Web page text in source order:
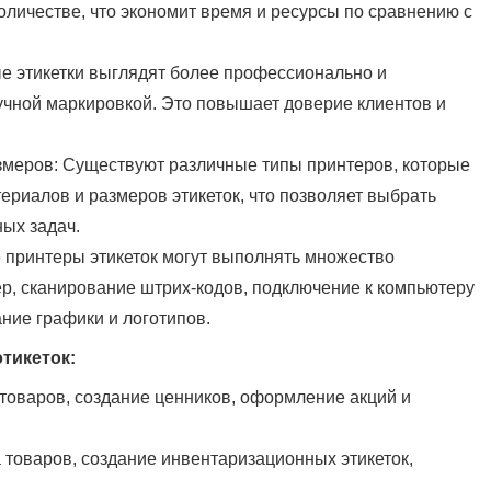
что экономит время и ресурсы по сравнению с
выглядят более профессионально и
маркировкой. Это повышает доверие клиентов и
Существуют различные типы принтеров, которые
и размеров этикеток, что позволяет выбрать
задач.
этикеток могут выполнять множество
сканирование штрих-кодов, подключение к компьютеру
графики и логотипов.
создание ценников, оформление акций и
создание инвентаризационных этикеток,